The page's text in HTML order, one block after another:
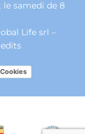
le samedi de 8
Life srl –